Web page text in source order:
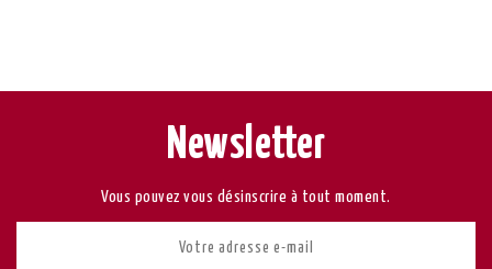
Newsletter
Vous pouvez vous désinscrire à tout moment.